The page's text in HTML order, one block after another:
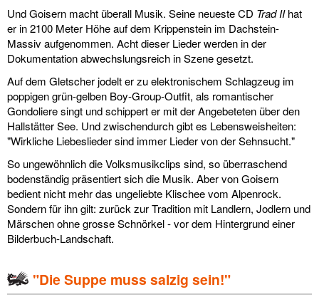
Und Goisern macht überall Musik. Seine neueste CD Trad IIhat
er in 2100 Meter Höhe auf dem Krippenstein im Dachstein-
Massiv aufgenommen. Acht dieser Lieder werden in der
Dokumentation abwechslungsreich in Szene gesetzt.
Auf dem Gletscher jodelt er zu elektronischem Schlagzeug im
poppigen grün-gelben Boy-Group-Outfit, als romantischer
Gondoliere singt und schippert er mit der Angebeteten über den
Hallstätter See. Und zwischendurch gibt es Lebensweisheiten:
"Wirkliche Liebeslieder sind immer Lieder von der Sehnsucht."
So ungewöhnlich die Volksmusikclips sind, so überraschend
bodenständig präsentiert sich die Musik. Aber von Goisern
bedient nicht mehr das ungeliebte Klischee vom Alpenrock.
Sondern für ihn gilt: zurück zur Tradition mit Landlern, Jodlern und
Märschen ohne grosse Schnörkel - vor dem Hintergrund einer
Bilderbuch-Landschaft.
"Die Suppe muss salzig sein!"